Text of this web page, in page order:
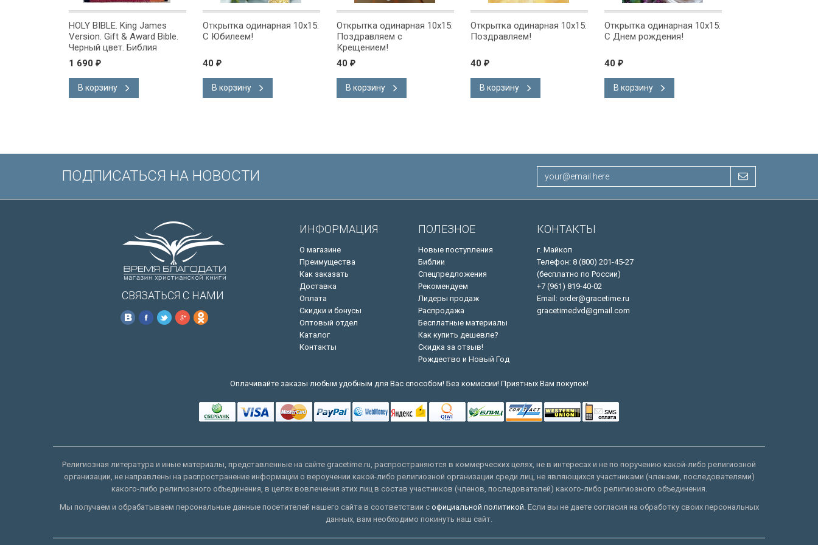
HOLY BIBLE. King James
Version. Gift & Award Bible.
Черный цвет. Библия
Короля Иакова на
английском языке.
Словарь, карты, закладка,
подарочная вкладка, слова
1 690 ₽
В корзину
Открытка одинарная 10x15:
С Юбилеем!
40 ₽
В корзину
Открытка одинарная 10x15:
Поздравляем с
Крещением!
40 ₽
В корзину
Открытка одинарная 10x15:
Поздравляем!
40 ₽
В корзину
Открытка одинарная 10x15:
С Днем рождения!
40 ₽
В корзину
ПОДПИСАТЬСЯ НА НОВОСТИ
СВЯЗАТЬСЯ С НАМИ
ИНФОРМАЦИЯ
О магазине
Преимущества
Как заказать
Доставка
Оплата
Скидки и бонусы
Оптовый отдел
Каталог
Контакты
ПОЛЕЗНОЕ
Новые поступления
Библии
Спецпредложения
Рекомендуем
Лидеры продаж
Распродажа
Бесплатные материалы
Как купить дешевле?
Скидка за отзыв!
Рождество и Новый Год
КОНТАКТЫ
г. Майкоп
Телефон: 8 (800) 201-45-27
(бесплатно по России)
+7 (961) 819-40-02
Email: order@gracetime.ru
gracetimedvd@gmail.com
Оплачивайте заказы любым удобным для Вас способом! Без комиссии! Приятных Вам покупок!
Религиозная литература и иные материалы, представленные на сайте gracetime.ru, распространяются в коммерческих целях, не в интересах и не по поручению какой-либо религиозной
организации, не направлены на распространение информации о вероучении какой-либо религиозной организации среди лиц, не являющихся участниками (членами, последователями)
какого-либо религиозного объединения, в целях вовлечения этих лиц в состав участников (членов, последователей) какого-либо религиозного объединения.
Мы получаем и обрабатываем персональные данные посетителей нашего сайта в соответствии с официальной политикой.Если вы не даете согласия на обработку своих персональных
данных, вам необходимо покинуть наш сайт.